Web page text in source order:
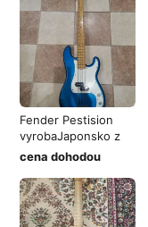
Fender Pestision
vyrobaJaponsko z
80 lez
cena dohodou